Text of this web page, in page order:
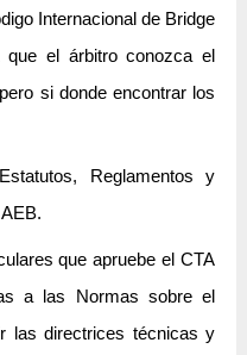
Internacional de Bridge
el árbitro conozca el
si donde encontrar los
Reglamentos y
que apruebe el CTA
a las Normas sobre el
las directrices técnicas y